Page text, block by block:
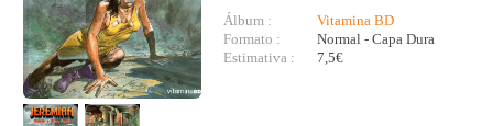
Álbum :
Vitamina BD
Formato :
Normal - Capa Dura
Estimativa :
7,5€